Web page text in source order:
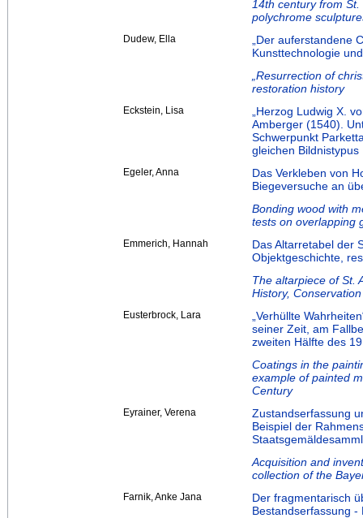
14th century from St.
polychrome
Dudew, Ella
„Der auferstandene
Kunsttechnologie
„Resurrection of
restoration history
Eckstein, Lisa
„Herzog Ludwig X.
Amberger (1540).
Schwerpunkt
gleichen Bildnistypus
Egeler, Anna
Das Verkleben von
Biegeversuche an
Bonding wood with
tests on overlapping
Emmerich, Hannah
Das Altarretabel der
Objektgeschichte,
The altarpiece of St.
History,
Eusterbrock, Lara
„Verhüllte
seiner Zeit, am
zweiten Hälfte des
Coatings in the
example of painted
Century
Eyrainer, Verena
Zustandserfassung
Beispiel der
Acquisition and
collection of the
Farnik, Anke Jana
Der fragmentarisch
Bestandserfassung